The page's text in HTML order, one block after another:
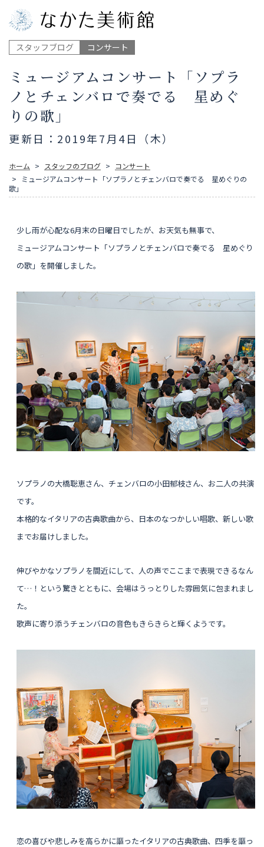
スタッフブログ コンサート
ミュージアムコンサート「ソプラ
ノとチェンバロで奏でる 星めぐ
りの歌」
更新日：2019年7月4日（木）
ホーム スタッフのブログ
コンサート
ミュージアムコンサート「ソプラノとチェンバロで奏でる 星めぐりの
歌」
少し雨が心配な6月末の日曜日でしたが、お天気も無事で、
ミュージアムコンサート「ソプラノとチェンバロで奏でる 星めぐり
の歌」を開催しました。
ソプラノの大橋聡恵さん、チェンバロの小田郁枝さん、お二人の共演
です。
本格的なイタリアの古典歌曲から、日本のなつかしい唱歌、新しい歌
までお届けしました。
伸びやかなソプラノを間近にして、人の声でここまで表現できるなん
て…！という驚きとともに、会場はうっとりした雰囲気に包まれまし
た。
歌声に寄り添うチェンバロの音色もきらきらと輝くようです。
恋の喜びや悲しみを高らかに謳ったイタリアの古典歌曲、四季を謳っ